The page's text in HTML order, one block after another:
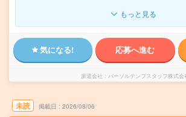
もっと見る
気になる! 応募へ進む
派遣会社 パーソルテンプスタッフ株式会
未読 掲載日 2026/08/06